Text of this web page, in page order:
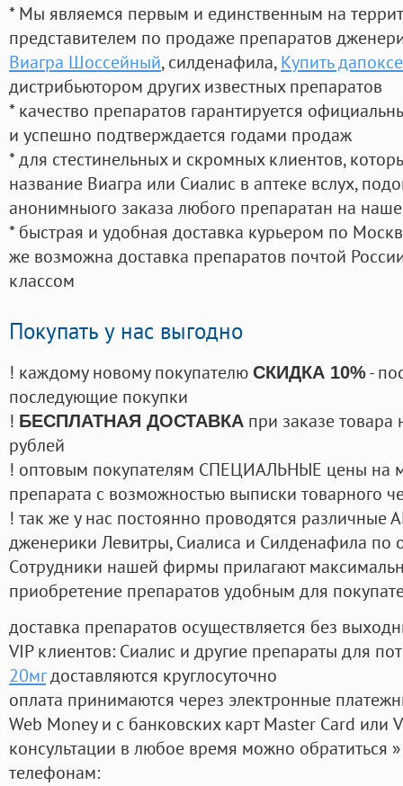
* Мы являемся первым и единственным на
представителем по продаже препаратов
Виагра Шоссейный, силденафила, Купить
дистрибьютором других известных препаратов
* качество препаратов гарантируется
и успешно подтверждается годами продаж
* для стестинельных и скромных клиентов,
название Виагра или Сиалис в аптеке вслух,
анонимныого заказа любого препаратан на
* быстрая и удобная доставка курьером по
же возможна доставка препаратов почтой
классом
Покупать у нас выгодно
! каждому новому покупателю СКИДКА 10%-
последующие покупки
! БЕСПЛАТНАЯ ДОСТАВКА при заказе
рублей
! оптовым покупателям СПЕЦИАЛЬНЫЕ цены на
препарата с возможностью выписки товарного
! так же у нас постоянно проводятся
дженерики Левитры, Сиалиса и Силденафила по
Cотрудники нашей фирмы прилагают
приобретение препаратов удобным для
доставка препаратов осуществляется без
VIP клиентов: Сиалис и другие препараты для
20мгдоставляются круглосуточно
оплата принимаются через электронные
Web Money и с банковских карт Master Card или
консультации в любое время можно обратиться
телефонам: